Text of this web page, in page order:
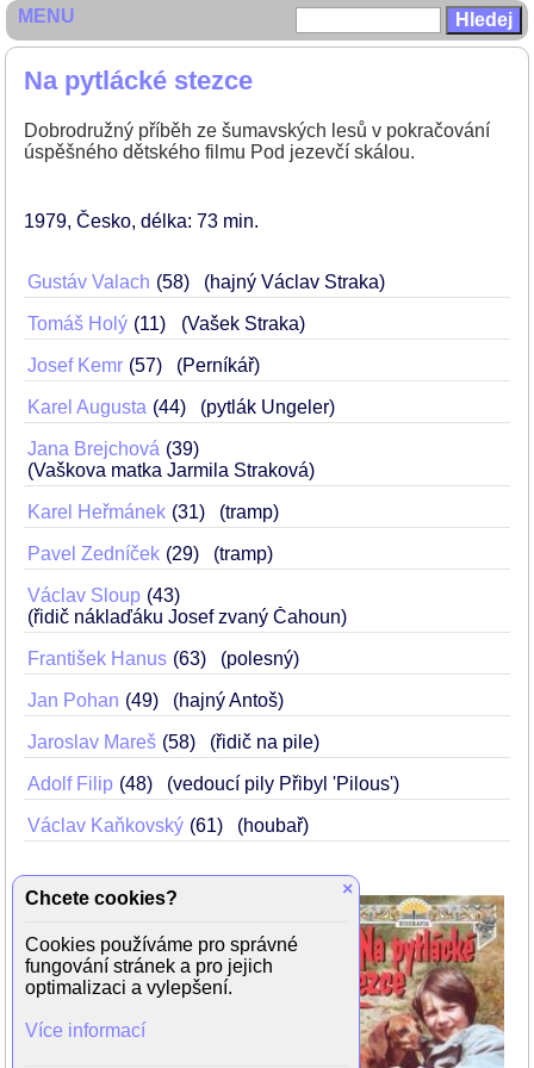
Na pytlácké stezce
Dobrodružný příběh ze šumavských lesů v pokračování
úspěšného dětského filmu Pod jezevčí skálou.
1979 Česko délka: 73 min
Gustáv Valach 58 (hajný Václav Straka)
Tomáš Holý 11 (Vašek Straka)
Josef Kemr 57 (Perníkář)
Karel Augusta 44 (pytlák Ungeler)
Jana Brejchová
39
(Vaškova matka Jarmila Straková)
Karel Heřmánek 31 (tramp)
Pavel Zedníček 29 (tramp)
Václav Sloup 43
(řidič náklaďáku Josef zvaný Čahoun)
František Hanus 63 (polesný)
Jan Pohan 49 (hajný Antoš)
Jaroslav Mareš 58 (řidič na pile)
Adolf Filip 48 (vedoucí pily Přibyl 'Pilous')
Václav Kaňkovský 61 (houbař)
Malý Vašek Straka nechce jet s
si vymyslí plán: před odjezdem
uteče a sám se tajně vypraví za
dědečkem, hajným na Šumavě. Z
ale nakonec má Vašek vyhráno.
MENU
×
Chcete cookies?
Cookies používáme pro správné
fungování stránek a pro jejich
optimalizaci a vylepšení.
Více informací